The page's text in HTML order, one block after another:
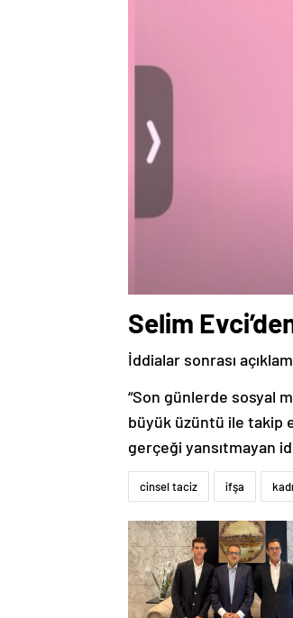
Selim
İddialar sonrası
“Son günlerde sosyal
büyük üzüntü ile takip
gerçeği yansıtmayan
cinsel taciz ifşa